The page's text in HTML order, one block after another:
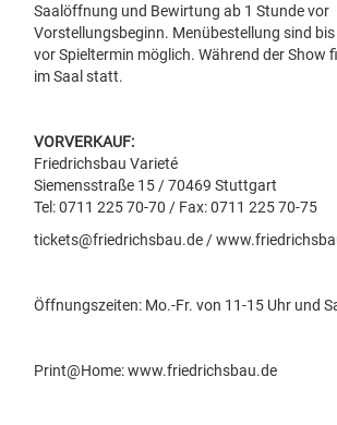
Saalöffnung und Bewirtung ab 1 Stunde vor
Vorstellungsbeginn. Menübestellung sind
vor Spieltermin möglich. Während der Show
im Saal statt.
VORVERKAUF:
Friedrichsbau Varieté
Siemensstraße 15 / 70469 Stuttgart
Tel: 0711 225 70-70 / Fax: 0711 225 70-75
tickets@friedrichsbau.de /
Öffnungszeiten: Mo.-Fr. von 11-15 Uhr und
Print@Home: www.friedrichsbau.de